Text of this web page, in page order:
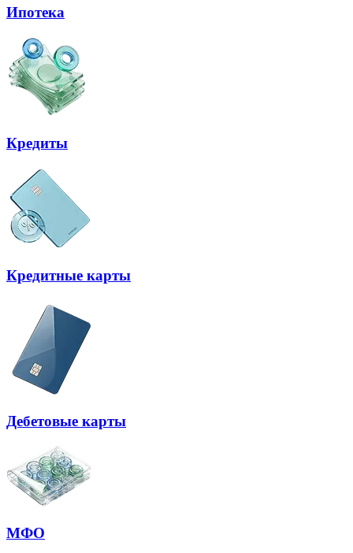
Ипотека
Кредиты
Кредитные карты
Дебетовые карты
МФО